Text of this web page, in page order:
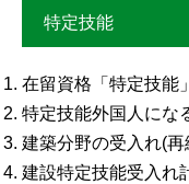
特定技能
在留資格「特定技能」
特定技能外国人にな
建築分野の受入れ(再
建設特定技能受入れ